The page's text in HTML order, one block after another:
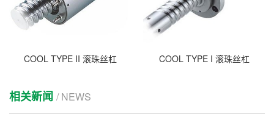
COOL TYPE II 滚珠丝杠 COOL TYPE I 滚珠丝杠
相关新闻 / NEWS